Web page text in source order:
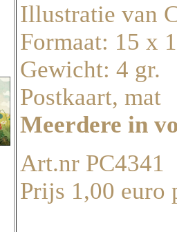
Illustratie van
Formaat: 15 x
Gewicht: 4 gr.
Postkaart, mat
Meerdere in
Art.nr PC4341
Prijs 1,00 euro